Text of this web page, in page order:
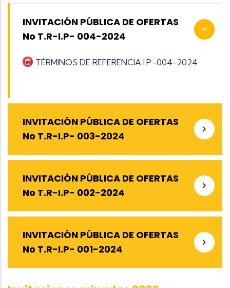
INVITACIÓN PÚBLICA DE OFERTAS
No T.R-I.P- 004-2024
TÉRMINOS DE REFERENCIA I.P.-004-2024
INVITACIÓN PÚBLICA DE OFERTAS
No T.R-I.P- 003-2024
INVITACIÓN PÚBLICA DE OFERTAS
No T.R-I.P- 002-2024
INVITACIÓN PÚBLICA DE OFERTAS
No T.R-I.P- 001-2024